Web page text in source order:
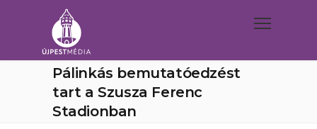
Pálinkás bemutatóedzést
tart a Szusza Ferenc
Stadionban